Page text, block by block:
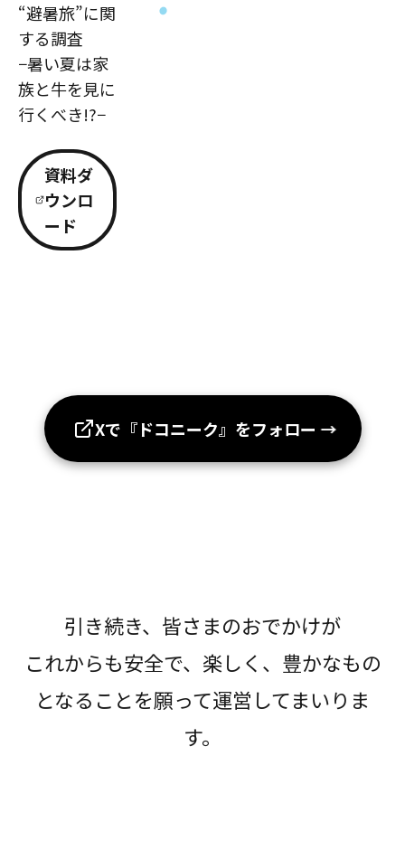
“避暑旅”に関
する調査
−暑い夏は家
族と牛を見に
行くべき!?−
資料ダ
ウンロ
ード
Xで『ドコニーク』をフォロー →
引き続き、皆さまのおでかけが
これからも安全で、楽しく、豊かなもの
となることを願って運営してまいりま
す。